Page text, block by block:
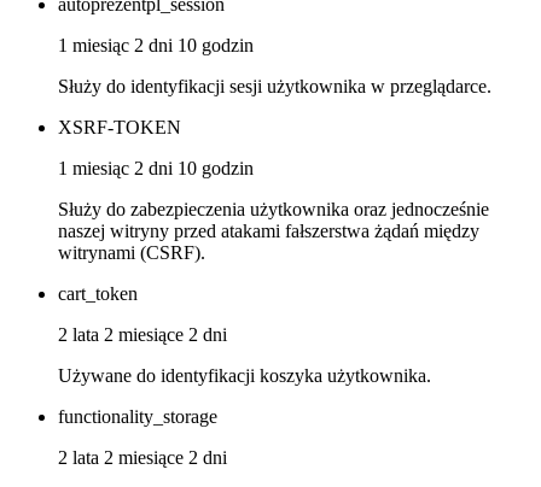
autoprezentpl_session
1 miesiąc 2 dni 10 godzin
Służy do identyfikacji sesji użytkownika w przeglądarce.
XSRF-TOKEN
1 miesiąc 2 dni 10 godzin
Służy do zabezpieczenia użytkownika oraz jednocześnie
naszej witryny przed atakami fałszerstwa żądań między
witrynami (CSRF).
cart_token
2 lata 2 miesiące 2 dni
Używane do identyfikacji koszyka użytkownika.
functionality_storage
2 lata 2 miesiące 2 dni